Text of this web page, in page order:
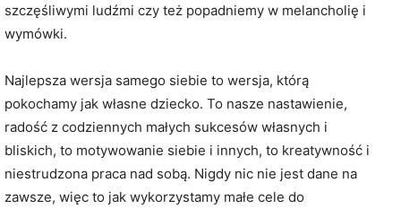
szczęśliwymi ludźmi czy też popadniemy w melancholię i
wymówki.
Najlepsza wersja samego siebie to wersja, którą
pokochamy jak własne dziecko. To nasze nastawienie,
radość z codziennych małych sukcesów własnych i
bliskich, to motywowanie siebie i innych, to kreatywność i
niestrudzona praca nad sobą. Nigdy nic nie jest dane na
zawsze, więc to jak wykorzystamy małe cele do